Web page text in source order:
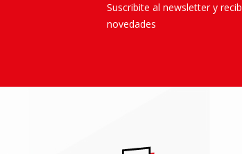
Suscribite al newsletter y
novedades